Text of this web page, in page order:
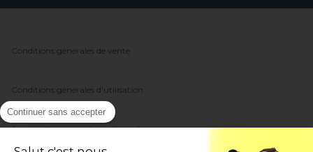
Conditions générales de vente
Conditions générales d'utilisation
Accessibilité : partiellement conforme
Continuer sans accepter